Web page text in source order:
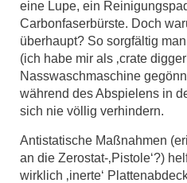
eine Lupe, ein
Carbonfaserbürste. Doch
überhaupt? So sorgfältig
(ich habe mir als ‚crate
Nasswaschmaschine
während des Abspielens in
sich nie völlig verhindern.
Antistatische Maßnahmen
an die Zerostat-‚Pistole‘?)
wirklich ‚inerte‘